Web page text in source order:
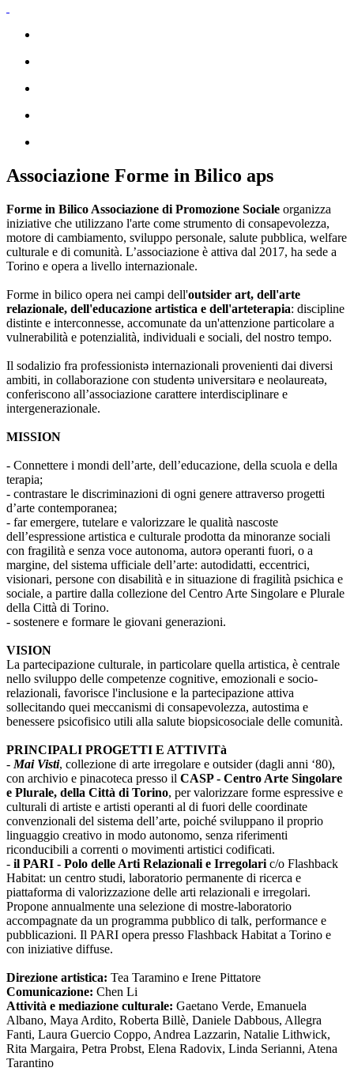
Associazione Forme in Bilico aps
Forme in Bilico Associazione di Promozione Sociale organizza
iniziative che utilizzano l'arte come strumento di consapevolezza,
motore di cambiamento, sviluppo personale, salute pubblica, welfare
culturale e di comunità. L’associazione è attiva dal 2017, ha sede a
Torino e opera a livello internazionale.
Forme in bilico opera nei campi dell'outsider art, dell'arte
relazionale, dell'educazione artistica e dell'arteterapia: discipline
distinte e interconnesse, accomunate da un'attenzione particolare a
vulnerabilità e potenzialità, individuali e sociali, del nostro tempo.
Il sodalizio fra professionistə internazionali provenienti dai diversi
ambiti, in collaborazione con studentə universitarə e neolaureatə,
conferiscono all’associazione carattere interdisciplinare e
intergenerazionale.
MISSION
- Connettere i mondi dell’arte, dell’educazione, della scuola e della
terapia;
- contrastare le discriminazioni di ogni genere attraverso progetti
d’arte contemporanea;
- far emergere, tutelare e valorizzare le qualità nascoste
dell’espressione artistica e culturale prodotta da minoranze sociali
con fragilità e senza voce autonoma, autorə operanti fuori, o a
margine, del sistema ufficiale dell’arte: autodidatti, eccentrici,
visionari, persone con disabilità e in situazione di fragilità psichica e
sociale, a partire dalla collezione del Centro Arte Singolare e Plurale
della Città di Torino.
- sostenere e formare le giovani generazioni.
VISION
La partecipazione culturale, in particolare quella artistica, è centrale
nello sviluppo delle competenze cognitive, emozionali e socio-
relazionali, favorisce l'inclusione e la partecipazione attiva
sollecitando quei meccanismi di consapevolezza, autostima e
benessere psicofisico utili alla salute biopsicosociale delle comunità.
PRINCIPALI PROGETTI E ATTIVITà
- Mai Visti, collezione di arte irregolare e outsider (dagli anni ‘80),
con archivio e pinacoteca presso il CASP - Centro Arte Singolare
e Plurale, della Città di Torino, per valorizzare forme espressive e
culturali di artiste e artisti operanti al di fuori delle coordinate
convenzionali del sistema dell’arte, poiché sviluppano il proprio
linguaggio creativo in modo autonomo, senza riferimenti
riconducibili a correnti o movimenti artistici codificati.
- il PARI - Polo delle Arti Relazionali e Irregolari c/o Flashback
Habitat: un centro studi, laboratorio permanente di ricerca e
piattaforma di valorizzazione delle arti relazionali e irregolari.
Propone annualmente una selezione di mostre-laboratorio
accompagnate da un programma pubblico di talk, performance e
pubblicazioni. Il PARI opera presso Flashback Habitat a Torino e
con iniziative diffuse.
Direzione artistica: Tea Taramino e Irene Pittatore
Comunicazione: Chen Li
Attività e mediazione culturale: Gaetano Verde, Emanuela
Albano, Maya Ardito, Roberta Billè, Daniele Dabbous, Allegra
Fanti, Laura Guercio Coppo, Andrea Lazzarin, Natalie Lithwick,
Rita Margaira, Petra Probst, Elena Radovix, Linda Serianni, Atena
Tarantino